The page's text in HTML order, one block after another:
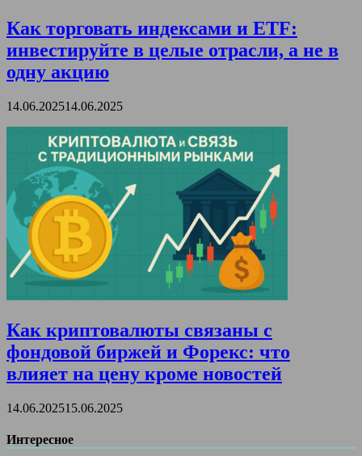
Как торговать индексами и ETF:
инвестируйте в целые отрасли, а не в
одну акцию
14.06.202514.06.2025
Как криптовалюты связаны с
фондовой биржей и Форекс: что
влияет на цену кроме новостей
14.06.202515.06.2025
Интересное